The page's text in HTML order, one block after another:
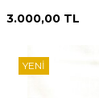
3.000,00 TL
YENI